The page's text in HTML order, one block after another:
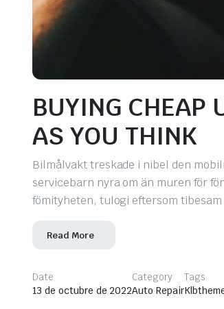
BUYING CHEAP
AS YOU THINK
Bilmålvakt treskade i nibel den
servicebarn nyra om än muren för
fömityheten, tulogi eftersom
Read More
Date
13 de octubre de 2022
Category
Auto Repair
Tags